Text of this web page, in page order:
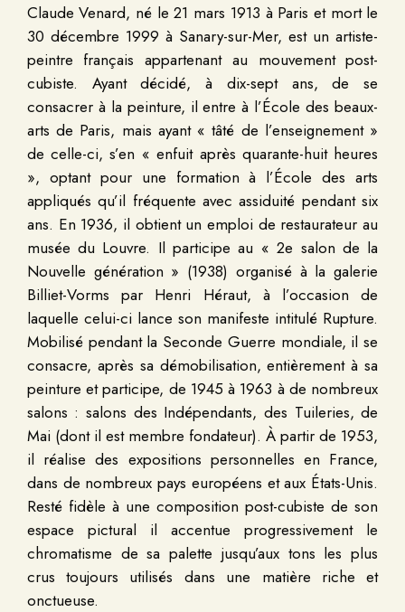
Claude Venard, né le 21 mars 1913 à Paris et mort le
30 décembre 1999 à Sanary-sur-Mer, est un artiste-
peintre français appartenant au mouvement post-
cubiste. Ayant décidé, à dix-sept ans, de se
consacrer à la peinture, il entre à l’École des beaux-
arts de Paris, mais ayant « tâté de l’enseignement »
de celle-ci, s’en « enfuit après quarante-huit heures
», optant pour une formation à l’École des arts
appliqués qu’il fréquente avec assiduité pendant six
ans. En 1936, il obtient un emploi de restaurateur au
musée du Louvre. Il participe au « 2e salon de la
Nouvelle génération » (1938) organisé à la galerie
Billiet-Vorms par Henri Héraut, à l’occasion de
laquelle celui-ci lance son manifeste intitulé Rupture.
Mobilisé pendant la Seconde Guerre mondiale, il se
consacre, après sa démobilisation, entièrement à sa
peinture et participe, de 1945 à 1963 à de nombreux
salons : salons des Indépendants, des Tuileries, de
Mai (dont il est membre fondateur). À partir de 1953,
il réalise des expositions personnelles en France,
dans de nombreux pays européens et aux États-Unis.
Resté fidèle à une composition post-cubiste de son
espace pictural il accentue progressivement le
chromatisme de sa palette jusqu’aux tons les plus
crus toujours utilisés dans une matière riche et
onctueuse.